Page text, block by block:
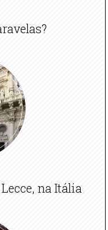
na Itália